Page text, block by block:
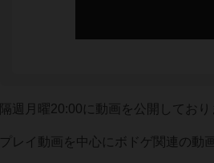
隔週月曜20:00に動画を公開しており
プレイ動画を中心にボドゲ関連の動